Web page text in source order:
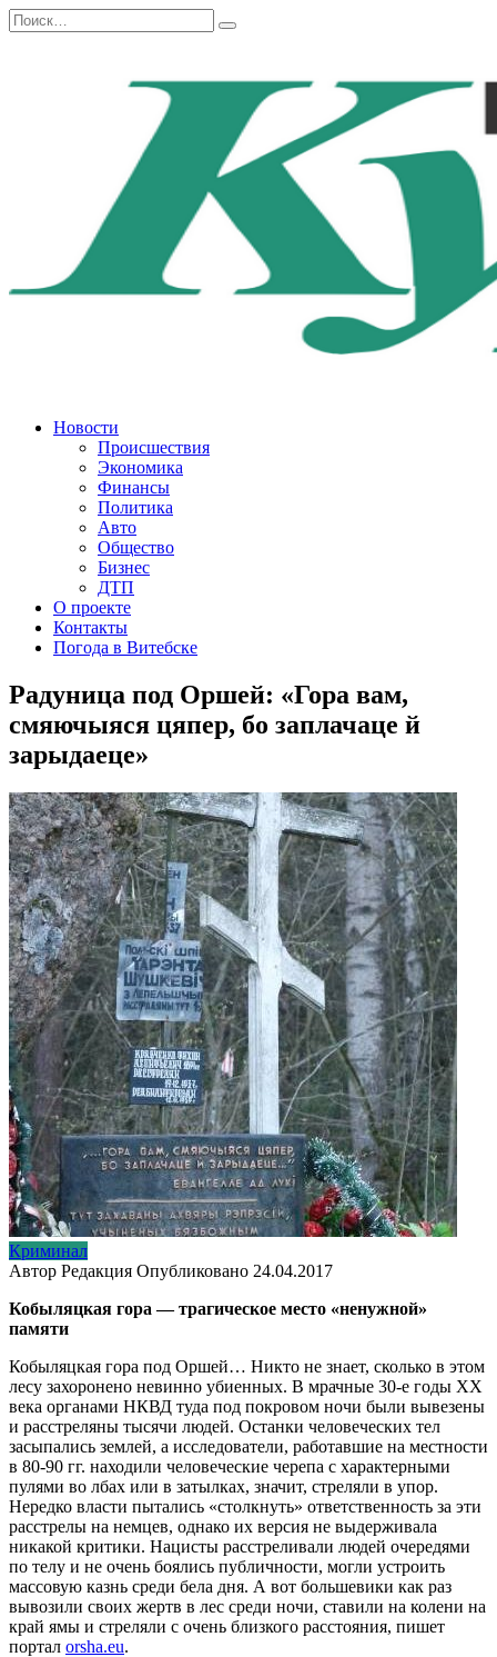
Перейти
к
Search
for:
Новости
Происшествия
Экономика
Финансы
Политика
Авто
Общество
Бизнес
ДТП
О проекте
Контакты
Погода в Витебске
Радуница под Оршей: «Гора вам,
смяючыяся цяпер, бо заплачаце й
зарыдаеце»
Криминал
Автор Редакция Опубликовано 24.04.2017
Кобыляцкая гора — трагическое место «ненужной»
памяти
Кобыляцкая гора под Оршей… Никто не знает, сколько в этом
лесу захоронено невинно убиенных. В мрачные 30-е годы ХХ
века органами НКВД туда под покровом ночи были вывезены
и расстреляны тысячи людей. Останки человеческих тел
засыпались землей, а исследователи, работавшие на местности
в 80-90 гг. находили человеческие черепа с характерными
пулями во лбах или в затылках, значит, стреляли в упор.
Нередко власти пытались «столкнуть» ответственность за эти
расстрелы на немцев, однако их версия не выдерживала
никакой критики. Нацисты расстреливали людей очередями
по телу и не очень боялись публичности, могли устроить
массовую казнь среди бела дня. А вот большевики как раз
вывозили своих жертв в лес среди ночи, ставили на колени на
край ямы и стреляли с очень близкого расстояния, пишет
портал orsha.eu.